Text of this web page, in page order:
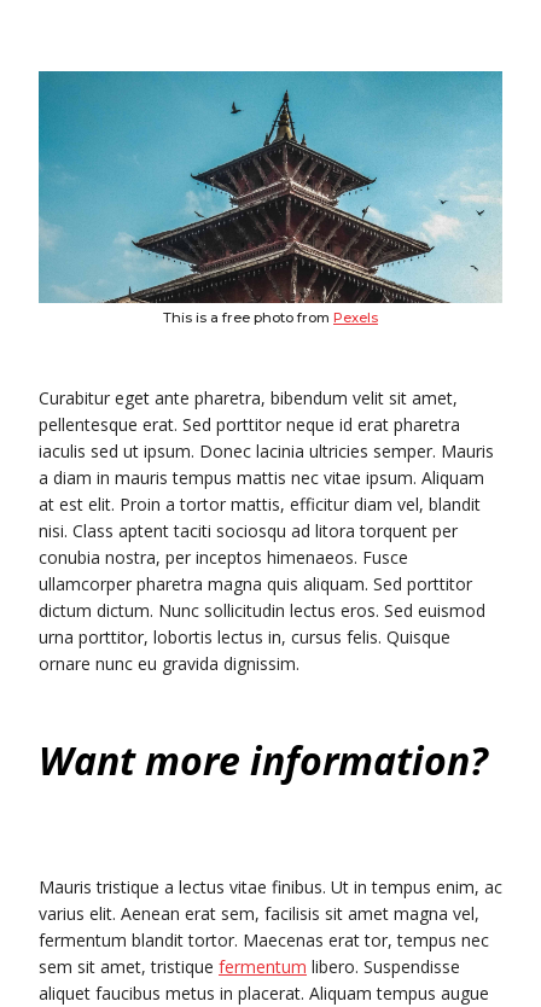
This is a free photo from Pexels
Curabitur eget ante pharetra, bibendum velit sit amet,
pellentesque erat. Sed porttitor neque id erat pharetra
iaculis sed ut ipsum. Donec lacinia ultricies semper. Mauris
a diam in mauris tempus mattis nec vitae ipsum. Aliquam
at est elit. Proin a tortor mattis, efficitur diam vel, blandit
nisi. Class aptent taciti sociosqu ad litora torquent per
conubia nostra, per inceptos himenaeos. Fusce
ullamcorper pharetra magna quis aliquam. Sed porttitor
dictum dictum. Nunc sollicitudin lectus eros. Sed euismod
urna porttitor, lobortis lectus in, cursus felis. Quisque
ornare nunc eu gravida dignissim.
Want more information?
Mauris tristique a lectus vitae finibus. Ut in tempus enim, ac
varius elit. Aenean erat sem, facilisis sit amet magna vel,
fermentum blandit tortor. Maecenas erat tor, tempus nec
sem sit amet, tristique fermentum libero. Suspendisse
aliquet faucibus metus in placerat. Aliquam tempus augue